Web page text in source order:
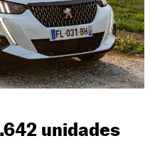
unidades